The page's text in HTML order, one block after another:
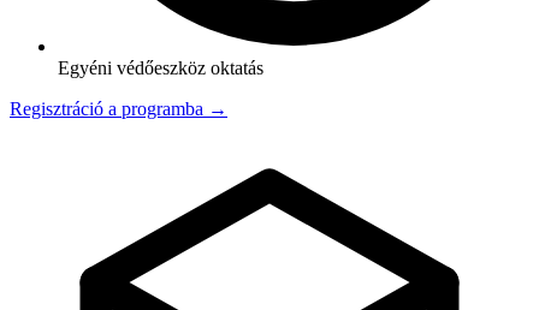
Egyéni védőeszköz oktatás
Regisztráció a programba →